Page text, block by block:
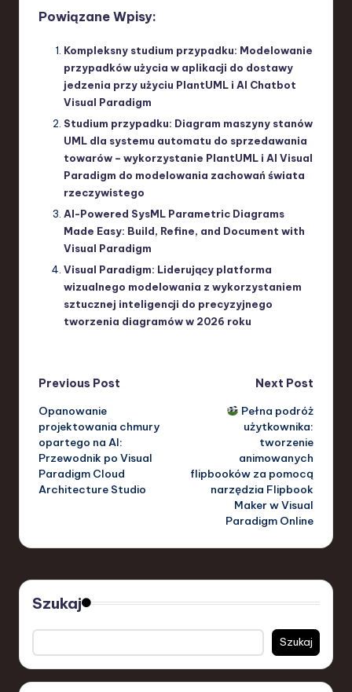
Powiązane Wpisy:
Kompleksny studium przypadku: Modelowanie
przypadków użycia w aplikacji do dostawy
jedzenia przy użyciu PlantUML i AI Chatbot
Visual Paradigm
Studium przypadku: Diagram maszyny stanów
UML dla systemu automatu do sprzedawania
towarów – wykorzystanie PlantUML i AI Visual
Paradigm do modelowania zachowań świata
rzeczywistego
AI-Powered SysML Parametric Diagrams
Made Easy: Build, Refine, and Document with
Visual Paradigm
Visual Paradigm: Liderujący platforma
wizualnego modelowania z wykorzystaniem
sztucznej inteligencji do precyzyjnego
tworzenia diagramów w 2026 roku
Post
navigation
Previous Post
Opanowanie
projektowania chmury
opartego na AI:
Przewodnik po Visual
Paradigm Cloud
Architecture Studio
Next Post
Pełna podróż
użytkownika:
tworzenie
animowanych
flipbooków za pomocą
narzędzia Flipbook
Maker w Visual
Paradigm Online
Szukaj
Szukaj